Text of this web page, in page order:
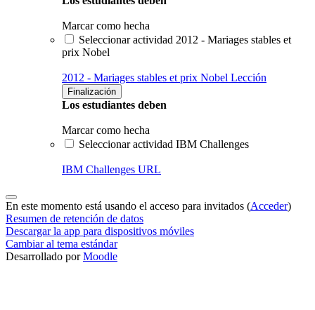
Marcar como hecha
Seleccionar actividad 2012 - Mariages stables et
prix Nobel
2012 - Mariages stables et prix Nobel Lección
Finalización
Los estudiantes deben
Marcar como hecha
Seleccionar actividad IBM Challenges
IBM Challenges URL
En este momento está usando el acceso para invitados (Acceder)
Resumen de retención de datos
Descargar la app para dispositivos móviles
Cambiar al tema estándar
Desarrollado porMoodle